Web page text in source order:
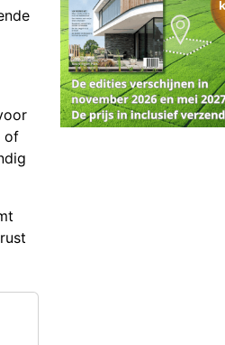
of